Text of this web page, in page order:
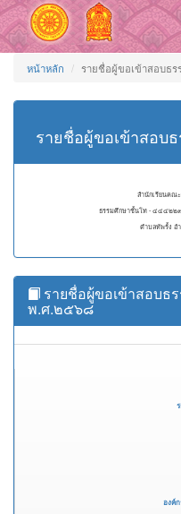
หน้าหลัก รายชื่อผู้ขอเข้าสอบธ
รายชื่อผู้ขอเข้าสอบ
สำนักเรียนคณ
ธรรมศึกษาชั้นโท - ๔๔๔๒๒๙
ตำบลทัพรั้ง อ
รายชื่อผู้ขอเข้าสอบธ
พ.ศ.๒๕๖๘
องค์